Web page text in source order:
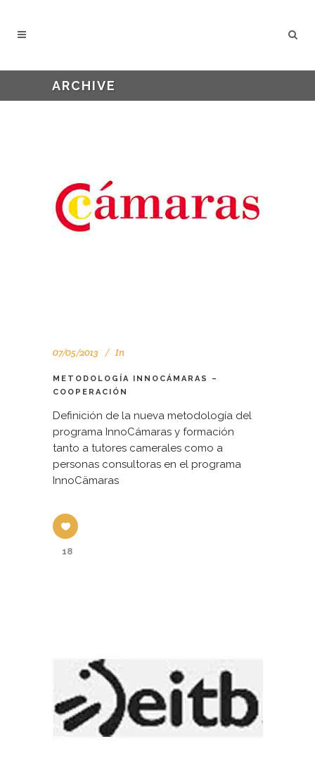
ARCHIVE
07/05/2013 In
METODOLOGÍA INNOCÁMARAS –
COOPERACIÓN
Definición de la nueva metodología del
programa InnoCámaras y formación
tanto a tutores camerales como a
personas consultoras en el programa
InnoCämaras
18